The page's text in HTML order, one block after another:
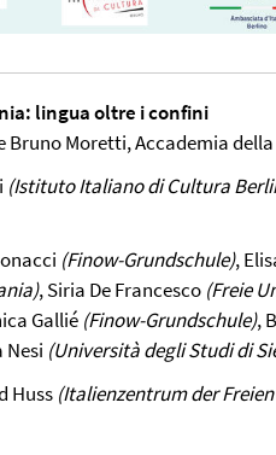
lingua oltre i confini
Bruno Moretti, Accademia della
(Istituto Italiano di Cultura
(Finow-Grundschule),
, Siria De Francesco (Freie
Gallié (Finow-Grundschule),
Nesi (Università degli Studi di
Huss (Italienzentrum der